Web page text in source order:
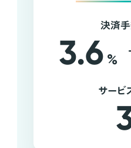
決済
3.6 %
サービ